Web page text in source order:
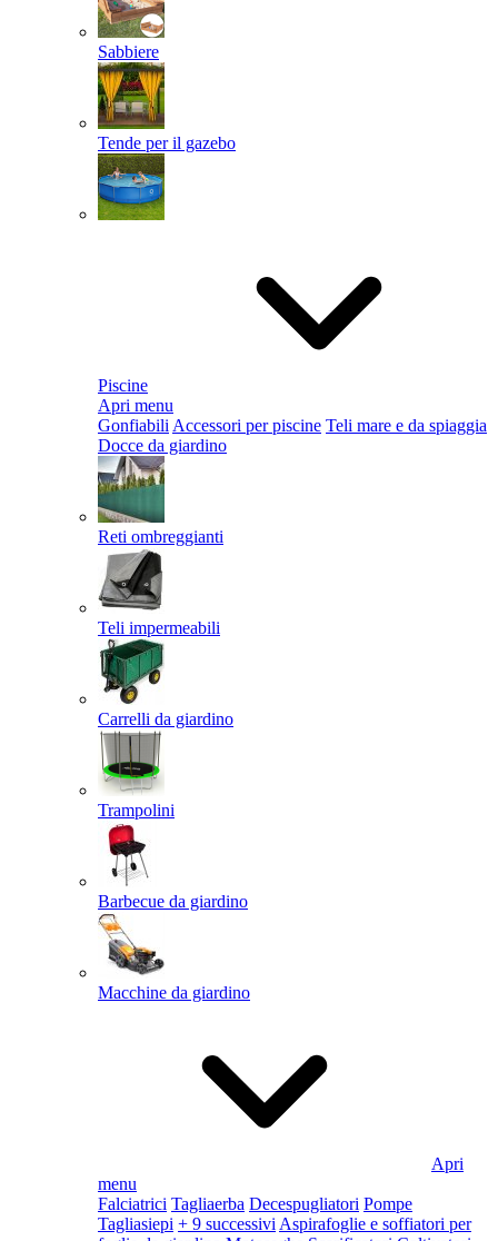
Sabbiere
Tende per il gazebo
Piscine
Apri menu
Gonfiabili Accessori per piscine Teli mare e da spiaggia
Docce da giardino
Reti ombreggianti
Teli impermeabili
Carrelli da giardino
Trampolini
Barbecue da giardino
Macchine da giardino
Apri
menu
Falciatrici Tagliaerba Decespugliatori Pompe
Tagliasiepi + 9 successivi Aspirafoglie e soffiatori per